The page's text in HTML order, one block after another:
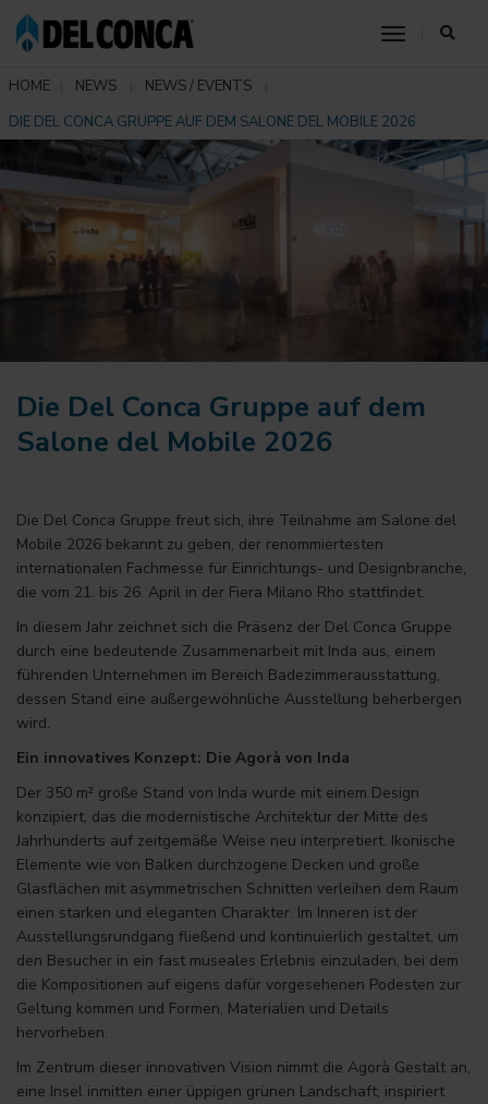
toggle
HOME NEWS
NEWS / EVENTS
DIE DEL CONCA GRUPPE AUF DEM SALONE DEL MOBILE 2026
Die Del Conca Gruppe auf dem
Salone del Mobile 2026
Die Del Conca Gruppe freut sich, ihre Teilnahme am Salone del
Mobile 2026 bekannt zu geben, der renommiertesten
internationalen Fachmesse für Einrichtungs- und Designbranche,
die vom 21. bis 26. April in der Fiera Milano Rho stattfindet.
In diesem Jahr zeichnet sich die Präsenz der Del Conca Gruppe
durch eine bedeutende Zusammenarbeit mit Inda aus, einem
führenden Unternehmen im Bereich Badezimmerausstattung,
dessen Stand eine außergewöhnliche Ausstellung beherbergen
wird.
Ein innovatives Konzept: Die Agorà von Inda
Der 350 m² große Stand von Inda wurde mit einem Design
konzipiert, das die modernistische Architektur der Mitte des
Jahrhunderts auf zeitgemäße Weise neu interpretiert. Ikonische
Elemente wie von Balken durchzogene Decken und große
Glasflächen mit asymmetrischen Schnitten verleihen dem Raum
einen starken und eleganten Charakter. Im Inneren ist der
Ausstellungsrundgang fließend und kontinuierlich gestaltet, um
den Besucher in ein fast museales Erlebnis einzuladen, bei dem
die Kompositionen auf eigens dafür vorgesehenen Podesten zur
Geltung kommen und Formen, Materialien und Details
hervorheben.
Im Zentrum dieser innovativen Vision nimmt die Agorà Gestalt an,
eine Insel inmitten einer üppigen grünen Landschaft, inspiriert